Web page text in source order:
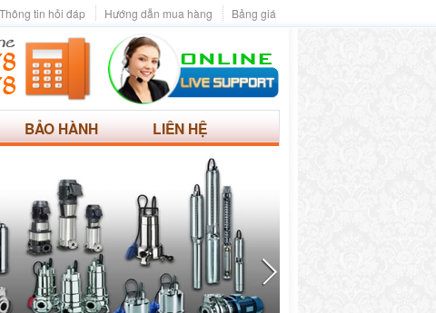
Bảng giá
Hướng dẫn mua hàng
Thông tin hỏi đáp
BẢO HÀNH LIÊN HỆ